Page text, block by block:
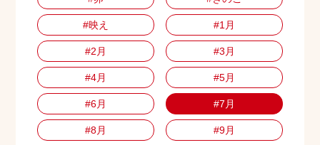
#映え #1月
#2月 #3月
#4月 #5月
#6月 #7月
#8月 #9月